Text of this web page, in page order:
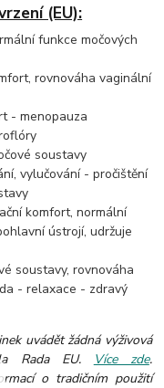
(EU):
funkce močových
rovnováha vaginální
- menopauza
soustavy
vylučování - pročištění
komfort, normální
ústrojí, udržuje
soustavy, rovnováha
- relaxace - zdravý
uvádět žádná výživová
Rada EU.
Více zde.
o tradičním použití